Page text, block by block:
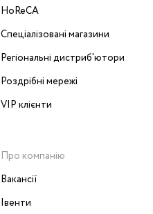
HoReCA
Спеціалізовані магазини
Регіональні дистриб'ютори
Роздрібні мережі
VIP клієнти
Про компанію
Вакансії
Івенти